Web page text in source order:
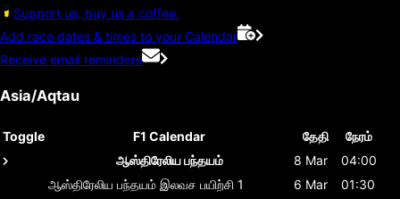
Support us, buy us a coffee.
Add race dates & times to your Calendar
Receive email reminders
Asia/Aqtau
Toggle F1 Calendar தேதி
நேரம்
ஆஸ்திரேலிய பந்தயம்
8 Mar
04:00
ஆஸ்திரேலிய பந்தயம் இலவச பயிற்சி 1 6 Mar
01:30